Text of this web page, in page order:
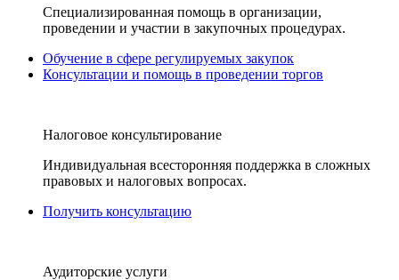
Специализированная помощь в организации,
проведении и участии в закупочных процедурах.
Обучение в сфере регулируемых закупок
Консультации и помощь в проведении торгов
Налоговое консультирование
Индивидуальная всесторонняя поддержка в сложных
правовых и налоговых вопросах.
Получить консультацию
Аудиторские услуги